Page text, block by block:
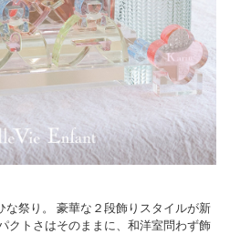
な祭り。 豪華な２段飾りスタイルが新
クトさはそのままに、和洋室問わず飾